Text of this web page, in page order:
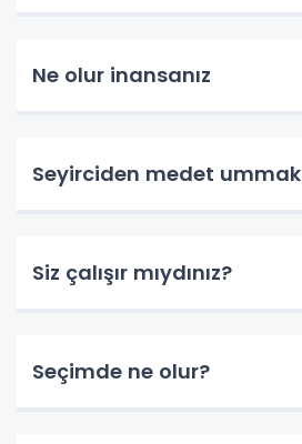
Ne olur inansanız
Seyirciden medet ummak
Siz çalışır mıydınız?
Seçimde ne olur?